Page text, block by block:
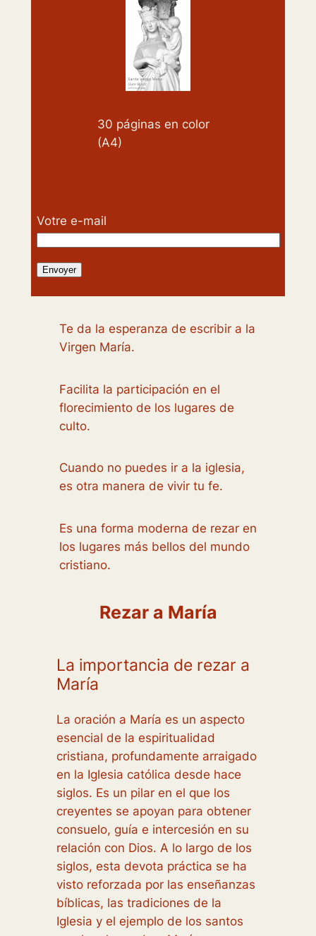
30 páginas en color
(A4)
Votre e-mail
Te da la esperanza de escribir a la
Virgen María.
Facilita la participación en el
florecimiento de los lugares de
culto.
Cuando no puedes ir a la iglesia,
es otra manera de vivir tu fe.
Es una forma moderna de rezar en
los lugares más bellos del mundo
cristiano.
Rezar a María
La importancia de rezar a
María
La oración a María es un aspecto
esencial de la espiritualidad
cristiana, profundamente arraigado
en la Iglesia católica desde hace
siglos. Es un pilar en el que los
creyentes se apoyan para obtener
consuelo, guía e intercesión en su
relación con Dios. A lo largo de los
siglos, esta devota práctica se ha
visto reforzada por las enseñanzas
bíblicas, las tradiciones de la
Iglesia y el ejemplo de los santos